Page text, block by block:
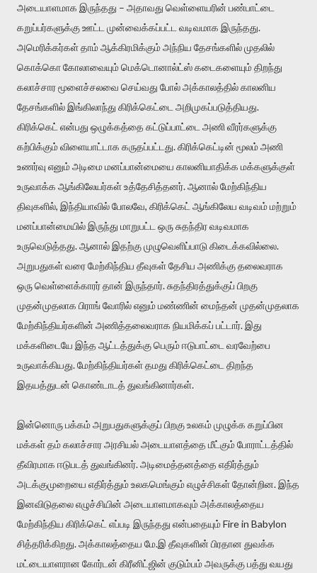
அடையாளமாக இருந்தது – அதாவது வெள்ளையரின் பண்பாட்டை
கறுப்பர்களுக்கு ஊட்ட முன்வைக்கப்பட்ட வடிவமாக இருந்தது.
அமெரிக்கர்கள் தாம் ஆக்கிரமிக்கும் அந்நிய தேசங்களில் முதலில்
கொக்கொ கோலாவையும் மெக்டொனால்ட்ஸ் கடைகளையும் திறந்து
கலாச்சார மூளைச்சலவை செய்வது போல் அக்காலத்தில் காலனிய
தேசங்களில் இங்கிலாந்து கிரிக்கெட்டை அறிமுகப்படுத்தியது.
கிரிக்கெட் என்பது ஒழுக்கத்தை கட்டுப்பாட்டை அணி வீரர்களுக்கு
கற்பிக்கும் விளையாட்டாக கருதப்பட்டது. கிரிக்கெட்டின் மூலம் அணி
உணர்வு எனும் அடிமை மனப்பான்மையை காலனியாதிக்க மக்களுக்குள்
உருவாக்க ஆங்கிலேயர்கள் உத்தேசித்தனர். ஆனால் மேற்கிந்திய
திவுகளில், இந்தியாவில் போலவே, கிரிக்கெட் ஆங்கிலேய வடிவம் மற்றும்
மனப்பான்மையில் இருந்து மாறுபட்ட ஒரு சுதந்திர வடிவமாக
உருவெடுத்தது. ஆனால் இதற்கு முழுவெளிப்பாடு கிடைக்கவில்லை.
அறுபதுகள் வரை மேற்கிந்திய தீவுகள் தேசிய அணிக்கு தலைவராக
ஒரு வெள்ளைக்காரர் தான் இருந்தார். சுதந்திரத்துக்குப் பிறகு
முதன்முதலாக பிராங் வோரில் எனும் மண்ணின் மைந்தன் முதன்முதலாக
மேற்கிந்தியர்களின் அணித்தலைவராக நியமிக்கப் பட்டார். இது
மக்களிடையே இந்த ஆட்டத்துக்கு பெரும் ஈடுபாட்டை வரவேற்பை
உருவாக்கியது. மேற்கிந்தியர்கள் தமது கிரிக்கெட்டை திறந்த
இதயத்துடன் கொண்டாடத் துவங்கினார்கள்.
இன்னொரு பக்கம் அறுபதுகளுக்குப் பிறகு உலகம் முழுக்க கறுப்பின
மக்கள் தம் கலாச்சார அரசியல் அடையாளத்தை மீட்கும் போராட்டத்தில்
தீவிரமாக ஈடுபடத் துவங்கினர். அடிமைத்தனத்தை எதிர்த்தும்
அடக்குமுறையை எதிர்த்தும் உலகமெங்கும் எழுச்சிகள் தோன்றின. இந்த
இனவிடுதலை எழுச்சியின் அடையாளமாகவும் அக்காலத்தைய
மேற்கிந்திய கிரிக்கெட் எப்படி இருந்தது என்பதையும் Fire in Babylon
சித்தரிக்கிறது. அக்காலத்தைய மே.இ தீவுகளின் பிரதான துவக்க
மட்டையாளரான கோர்டன் கிரீனிட்ஜின் குடும்பம் அவருக்கு பத்து வயது